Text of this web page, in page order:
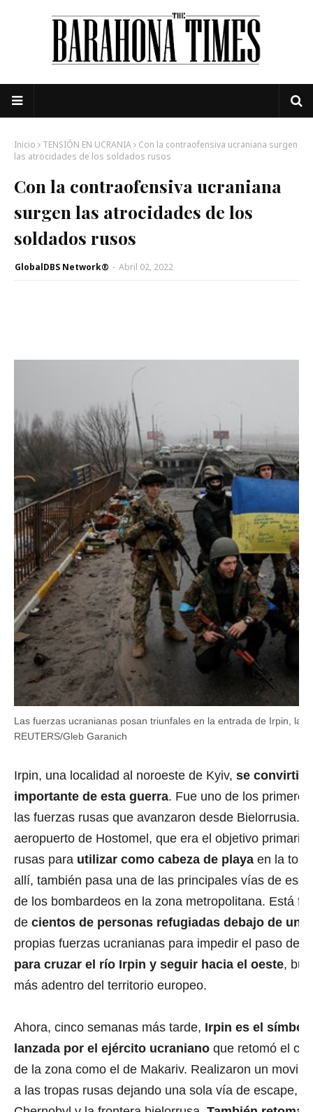
Inicio TENSIÓN EN UCRANIA
Con la contraofensiva ucraniana surgen
las atrocidades de los soldados rusos
Con la contraofensiva ucraniana
surgen las atrocidades de los
soldados rusos
GlobalDBS Network® - Abril 02, 2022
Las fuerzas ucranianas posan triunfales en la entrada de Irpin, la
REUTERS/Gleb Garanich
Irpin, una localidad al noroeste de Kyiv, se convirtió
importante de esta guerra. Fue uno de los
las fuerzas rusas que avanzaron desde Bielorrusia.
aeropuerto de Hostomel, que era el objetivo primario
rusas para utilizar como cabeza de playa en la
allí, también pasa una de las principales vías de
de los bombardeos en la zona metropolitana. Está
de cientos de personas refugiadas debajo de un
propias fuerzas ucranianas para impedir el paso de
para cruzar el río Irpin y seguir hacia el oeste,
más adentro del territorio europeo.
Ahora, cinco semanas más tarde, Irpin es el
lanzada por el ejército ucraniano que retomó el
de la zona como el de Makariv. Realizaron un
a las tropas rusas dejando una sola vía de escape,